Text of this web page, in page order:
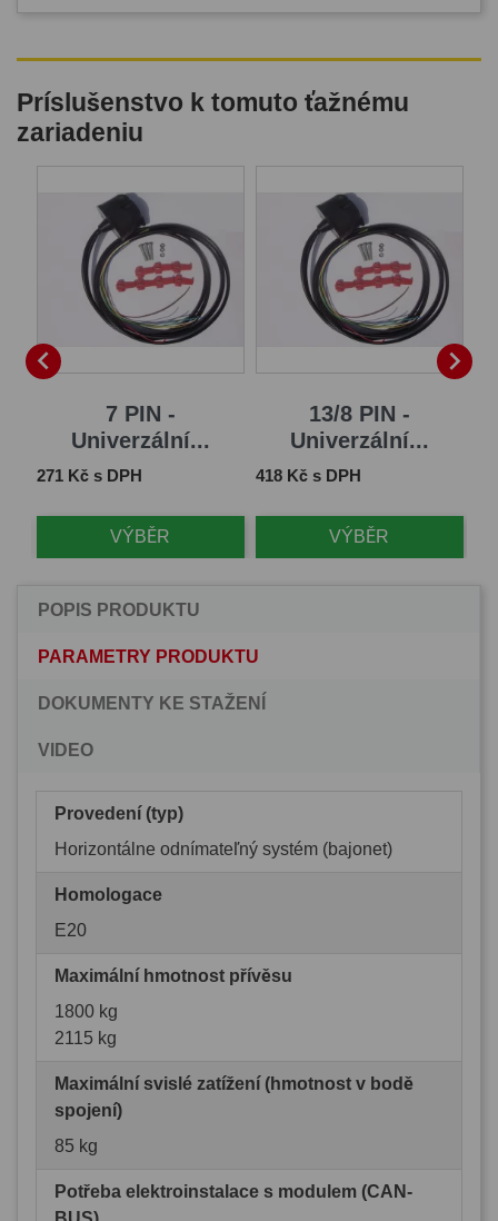
Príslušenstvo k tomuto ťažnému
zariadeniu

7 PIN -
Univerzální...
Cena
271 Kč s DPH
VÝBĚR
13/8 PIN -
Univerzální...
Cena
418 Kč s DPH
VÝBĚR

POPIS PRODUKTU
PARAMETRY PRODUKTU
DOKUMENTY KE STAŽENÍ
VIDEO
Provedení (typ)
Horizontálne odnímateľný systém (bajonet)
Homologace
E20
Maximální hmotnost přívěsu
1800 kg
2115 kg
Maximální svislé zatížení (hmotnost v bodě
spojení)
85 kg
Potřeba elektroinstalace s modulem (CAN-